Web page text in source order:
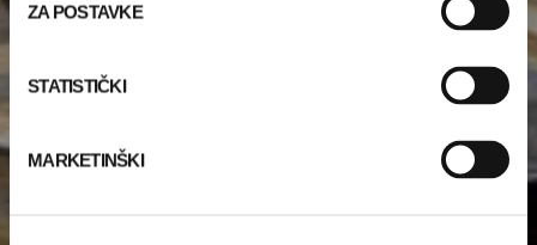
ZA POSTAVKE
STATISTIČKI
MARKETINŠKI